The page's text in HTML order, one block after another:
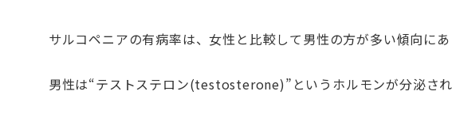
サルコペニアの有病率は、女性と比較して男性の方が多い傾向にあ
男性は“テストステロン(testosterone)”というホルモンが分泌され